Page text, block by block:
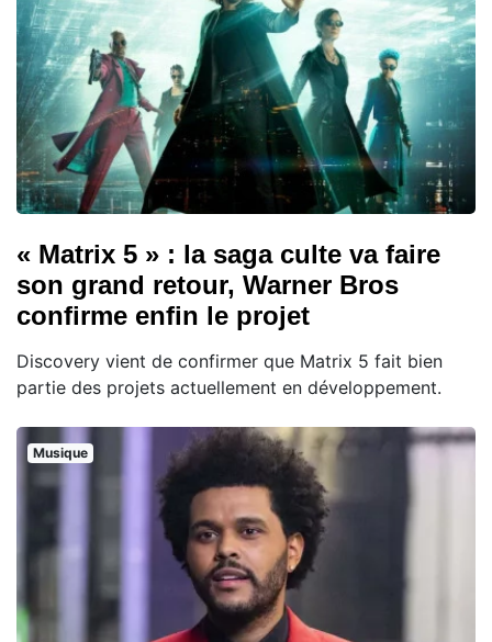
« Matrix 5 » : la saga culte va faire
son grand retour, Warner Bros
confirme enfin le projet
Discovery vient de confirmer que Matrix 5 fait bien
partie des projets actuellement en développement.
Musique